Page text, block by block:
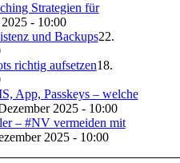
Strategien für
- 10:00
und Backups22.
richtig aufsetzen18.
App, Passkeys – welche
2025 - 10:00
– #NV vermeiden mit
2025 - 10:00